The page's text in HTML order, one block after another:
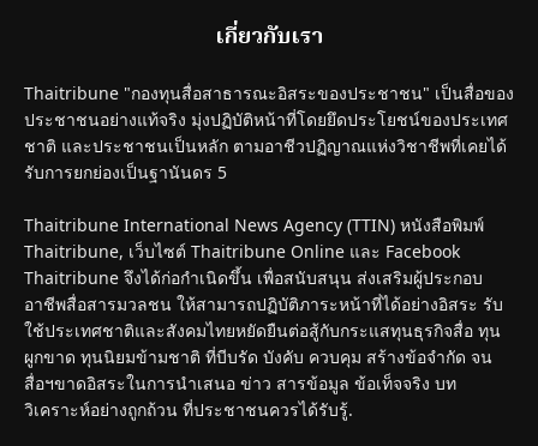
เกี่ยวกับเรา
Thaitribune "กองทุนสื่อสาธารณะอิสระของประชาชน" เป็นสื่อของ
ประชาชนอย่างแท้จริง มุ่งปฏิบัติหน้าที่โดยยึดประโยชน์ของประเทศ
ชาติ และประชาชนเป็นหลัก ตามอาชีวปฏิญาณแห่งวิชาชีพที่เคยได้
รับการยกย่องเป็นฐานันดร 5
Thaitribune International News Agency (TTIN) หนังสือพิมพ์
Thaitribune, เว็บไซต์ Thaitribune Online และ Facebook
Thaitribune จึงได้ก่อกำเนิดขึ้น เพื่อสนับสนุน ส่งเสริมผู้ประกอบ
อาชีพสื่อสารมวลชน ให้สามารถปฏิบัติภาระหน้าที่ได้อย่างอิสระ รับ
ใช้ประเทศชาติและสังคมไทยหยัดยืนต่อสู้กับกระแสทุนธุรกิจสื่อ ทุน
ผูกขาด ทุนนิยมข้ามชาติ ที่บีบรัด บังคับ ควบคุม สร้างข้อจำกัด จน
สื่อฯขาดอิสระในการนำเสนอ ข่าว สารข้อมูล ข้อเท็จจริง บท
วิเคราะห์อย่างถูกถ้วน ที่ประชาชนควรได้รับรู้.